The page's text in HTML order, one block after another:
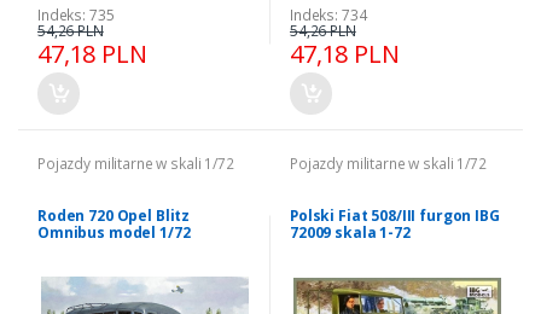
Indeks: 735
47,18 PLN
54,26 PLN
Indeks: 734
47,18 PLN
54,26 PLN
Pojazdy militarne w skali 1/72
Roden 720 Opel Blitz
Omnibus model 1/72
Pojazdy militarne w skali 1/72
Polski Fiat 508/III furgon IBG
72009 skala 1-72